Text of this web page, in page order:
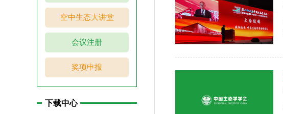
空中生态大讲堂
会议注册
奖项申报
下载中心